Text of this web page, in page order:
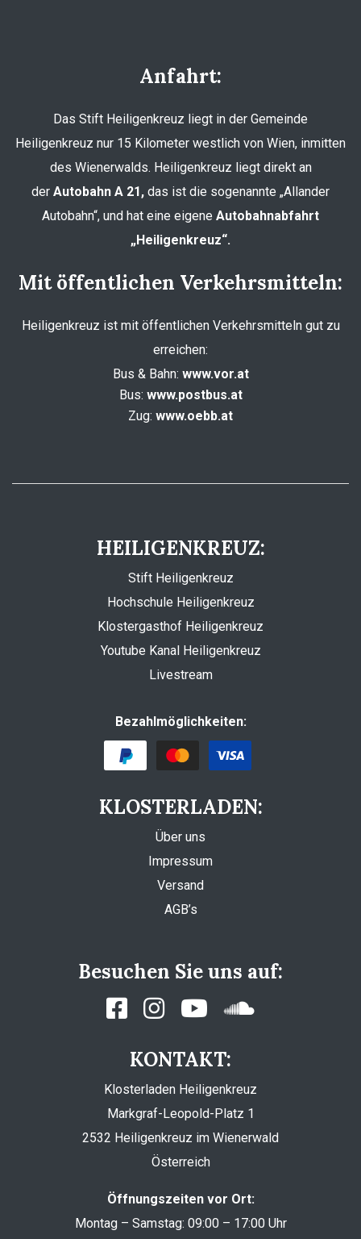
Anfahrt:
Das Stift Heiligenkreuz liegt in der Gemeinde
Heiligenkreuz nur 15 Kilometer westlich von Wien, inmitten
des Wienerwalds. Heiligenkreuz liegt direkt an
der Autobahn A 21, das ist die sogenannte „Allander
Autobahn“, und hat eine eigene Autobahnabfahrt
„Heiligenkreuz“.
Mit öffentlichen Verkehrsmitteln:
Heiligenkreuz ist mit öffentlichen Verkehrsmitteln gut zu
erreichen:
Bus & Bahn: www.vor.at
Bus: www.postbus.at
Zug: www.oebb.at
HEILIGENKREUZ:
Stift Heiligenkreuz
Hochschule Heiligenkreuz
Klostergasthof Heiligenkreuz
Youtube Kanal Heiligenkreuz
Livestream
Bezahlmöglichkeiten:
KLOSTERLADEN:
Über uns
Impressum
Versand
AGB’s
Besuchen Sie uns auf:
KONTAKT:
Klosterladen Heiligenkreuz
Markgraf-Leopold-Platz 1
2532 Heiligenkreuz im Wienerwald
Österreich
Öffnungszeiten vor Ort:
Montag – Samstag: 09:00 – 17:00 Uhr